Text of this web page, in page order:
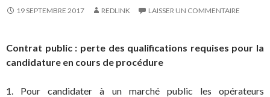
19 SEPTEMBRE 2017 REDLINK LAISSER UN COMMENTAIRE
Contrat public : perte des qualifications requises pour la
candidature en cours de procédure
1. Pour candidater à un marché public les opérateurs